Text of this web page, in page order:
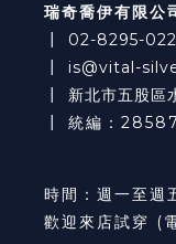
瑞奇喬伊有限公
02-8295-
is@vital-
新北市五股區
┃ 統編：
時間：週一至週
歡迎來店試穿 (